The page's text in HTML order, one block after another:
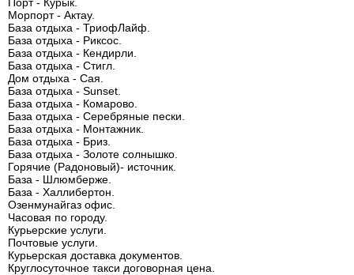
Морпорт - Актау.
База отдыха - ТриофЛайф.
База отдыха - Риксос.
База отдыха - Кендирли.
База отдыха - Стигл.
Дом отдыха - Сая.
База отдыха - Sunset.
База отдыха - Комарово.
База отдыха - Серебряные пески.
База отдыха - Монтажник.
База отдыха - Бриз.
База отдыха - Золоте солнышко.
Горячие (Радоновый)- источник.
База - Шлюмберже.
База - Халлибертон.
Озенмунайгаз офис.
Часовая по городу.
Курьерские услуги.
Почтовые услуги.
Курьерская доставка документов.
Круглосуточное такси договорная цена.